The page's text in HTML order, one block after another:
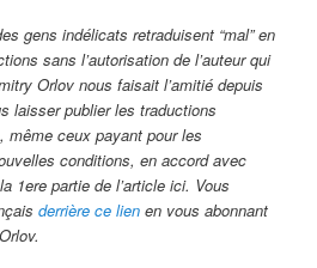
gens indélicats retraduisent “mal” en
sans l’autorisation de l’auteur qui
Orlov nous faisait l’amitié depuis
laisser publier les traductions
ceux payant pour les
conditions, en accord avec
1ere partie de l’article ici. Vous
derrière ce lien en vous abonnant